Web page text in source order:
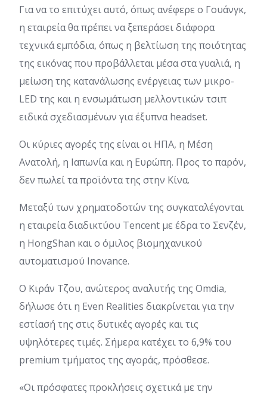
Για να το επιτύχει αυτό, όπως ανέφερε ο Γουάνγκ,
η εταιρεία θα πρέπει να ξεπεράσει διάφορα
τεχνικά εμπόδια, όπως η βελτίωση της ποιότητας
της εικόνας που προβάλλεται μέσα στα γυαλιά, η
μείωση της κατανάλωσης ενέργειας των μικρο-
LED της και η ενσωμάτωση μελλοντικών τσιπ
ειδικά σχεδιασμένων για έξυπνα headset.
Οι κύριες αγορές της είναι οι ΗΠΑ, η Μέση
Ανατολή, η Ιαπωνία και η Ευρώπη. Προς το παρόν,
δεν πωλεί τα προϊόντα της στην Κίνα.
Μεταξύ των χρηματοδοτών της συγκαταλέγονται
η εταιρεία διαδικτύου Tencent με έδρα το Σενζέν,
η HongShan και ο όμιλος βιομηχανικού
αυτοματισμού Inovance.
Ο Κιράν Τζου, ανώτερος αναλυτής της Omdia,
δήλωσε ότι η Even Realities διακρίνεται για την
εστίασή της στις δυτικές αγορές και τις
υψηλότερες τιμές. Σήμερα κατέχει το 6,9% του
premium τμήματος της αγοράς, πρόσθεσε.
«Οι πρόσφατες προκλήσεις σχετικά με την